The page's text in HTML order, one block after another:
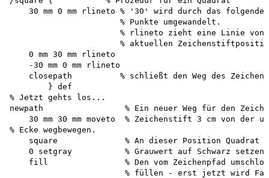
30 mm 0 mm rlineto % '30' wird durch das
                       % Punkte umgewandelt.
% rlineto zieht eine Linie
% aktuellen
    0 mm 30 mm rlineto
    -30 mm 0 mm rlineto
closepath          % schließt den Weg des
        } def
% Jetzt gehts los...
newpath                 % Ein neuer Weg für den
30 mm 30 mm moveto  % Zeichenstift 3 cm von der
% Ecke wegbewegen.
square              % An dieser Position Quadrat
0 setgray           % Grauwert auf Schwarz
fill                % Den vom Zeichenpfad
% füllen - erst jetzt wird